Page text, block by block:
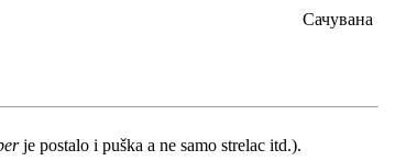
Сачувана
je postalo i puška a ne samo strelac itd.).